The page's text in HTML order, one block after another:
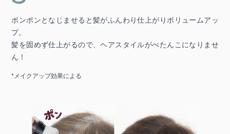
ポンポンとなじませると髪がふんわり仕上がりボリュームアッ
プ。
髪を固めず仕上がるので、ヘアスタイルがぺたんこになりませ
ん！
*メイクアップ効果による